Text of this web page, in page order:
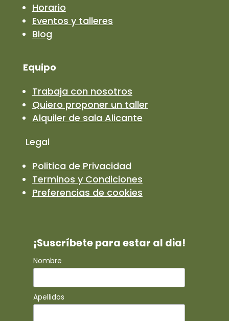
Horario
Eventos y talleres
Blog
Equipo
Trabaja con nosotros
Quiero proponer un taller
Alquiler de sala Alicante
Legal
Politica de Privacidad
Terminos y Condiciones
Preferencias de cookies
¡Suscríbete para estar al dia!
Nombre
Apellidos